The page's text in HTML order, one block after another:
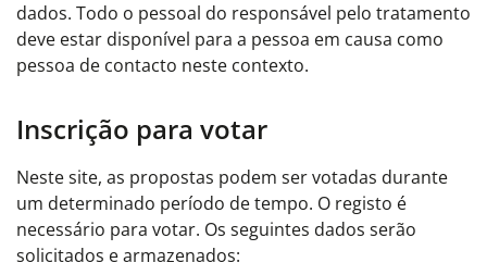
dados. Todo o pessoal do responsável pelo tratamento
deve estar disponível para a pessoa em causa como
pessoa de contacto neste contexto.
Inscrição para votar
Neste site, as propostas podem ser votadas durante
um determinado período de tempo. O registo é
necessário para votar. Os seguintes dados serão
solicitados e armazenados: